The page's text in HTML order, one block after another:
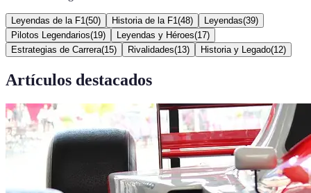
Leyendas de la F1 (50) Historia de la F1 (48) Leyendas(39)
Pilotos Legendarios(19) Leyendas y Héroes(17)
Estrategias de Carrera(15) Rivalidades(13) Historia y Legado(12)
Artículos destacados